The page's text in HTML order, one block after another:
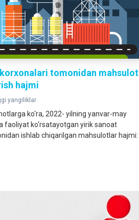
tomonidan mahsulot
hajmi
yangiliklar
ko‘ra, 2022- yilning yanvar-may
faoliyat ko‘rsatayotgan yirik sanoat
ishlab chiqarilgan mahsulotlar hajmi: